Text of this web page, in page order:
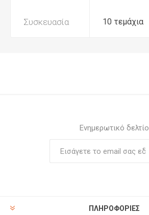
Συσκευασία 10 τεμάχια
Ενημερωτικό δελτίο
ΠΛΗΡΟΦΟΡΊΕΣ